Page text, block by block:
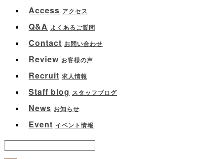
Access アクセス
Q&A よくあるご質問
Contact お問い合わせ
Review お客様の声
Recruit 求人情報
Staff blog スタッフブログ
News お知らせ
Event イベント情報